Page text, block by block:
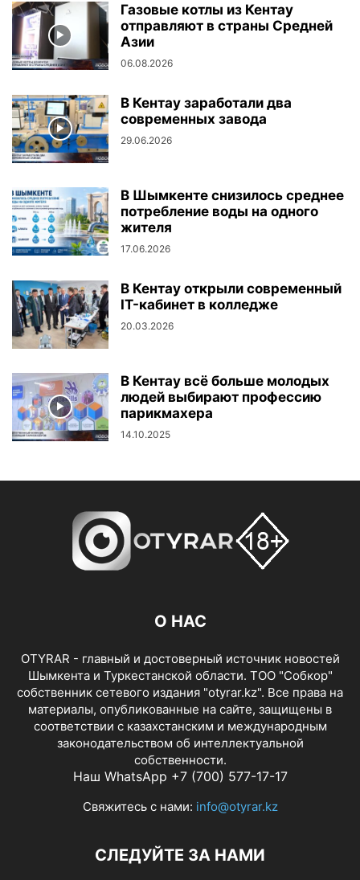
Газовые котлы из Кентау
отправляют в страны Средней
Азии
06.08.2026
В Кентау заработали два
современных завода
29.06.2026
В Шымкенте снизилось среднее
потребление воды на одного
жителя
17.06.2026
В Кентау открыли современный
IT-кабинет в колледже
20.03.2026
В Кентау всё больше молодых
людей выбирают профессию
парикмахера
14.10.2025
О НАС
OTYRAR - главный и достоверный источник новостей
Шымкента и Туркестанской области. ТОО "Собкор"
собственник сетевого издания "otyrar.kz". Все права на
материалы, опубликованные на сайте, защищены в
соответствии с казахстанским и международным
законодательством об интеллектуальной
собственности.
Наш WhatsApp +7 (700) 577-17-17
Свяжитесь с нами: info@otyrar.kz
СЛЕДУЙТЕ ЗА НАМИ